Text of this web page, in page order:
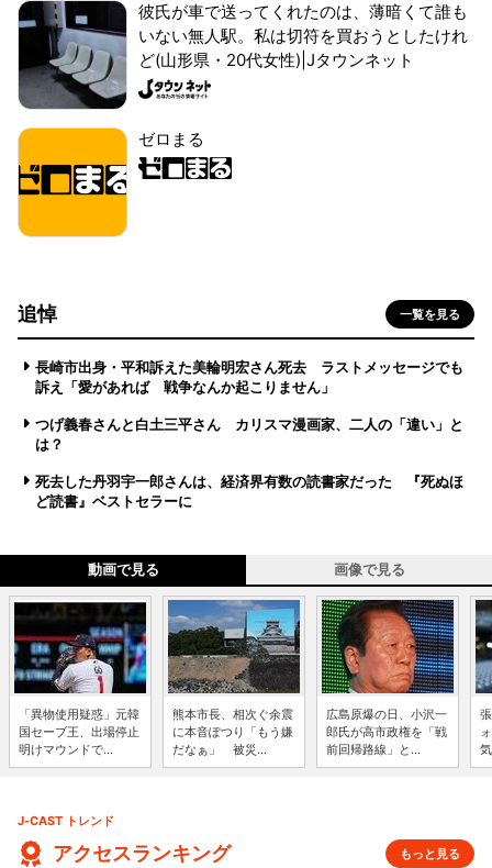
彼氏が車で送ってくれたのは、薄暗くて誰も
いない無人駅。私は切符を買おうとしたけれ
ど(山形県・20代女性)|Jタウンネット
ゼロまる
追悼 一覧を見る
長崎市出身・平和訴えた美輪明宏さん死去 ラストメッセージでも
訴え「愛があれば 戦争なんか起こりません」
つげ義春さんと白土三平さん カリスマ漫画家、二人の「違い」と
は？
死去した丹羽宇一郎さんは、経済界有数の読書家だった 『死ぬほ
ど読書』ベストセラーに
動画で見る 画像で見る
「異物使用疑惑」元韓
国セーブ王、出場停止
明けマウンドで...
熊本市長、相次ぐ余震
に本音ぽつり「もう嫌
だなぁ」 被災...
広島原爆の日、小沢一
郎氏が高市政権を「戦
前回帰路線」と...
J-CAST トレンド
アクセスランキング もっと見る